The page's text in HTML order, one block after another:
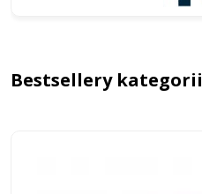
Bestsellery kategorii